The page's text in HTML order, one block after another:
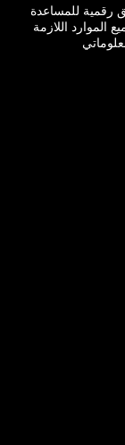
رقمية للمساعدة
اللازمة